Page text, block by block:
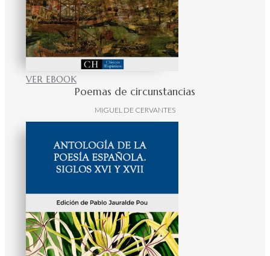
VER EBOOK
Poemas de circunstancias
MIGUEL DE CERVANTES